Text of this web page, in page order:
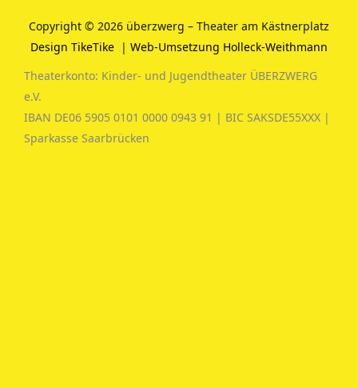
Copyright © 2026 überzwerg – Theater am Kästnerplatz
Design TikeTike | Web-Umsetzung Holleck-Weithmann
Theaterkonto: Kinder- und Jugendtheater ÜBERZWERG
e.V.
IBAN DE06 5905 0101 0000 0943 91 | BIC SAKSDE55XXX |
Sparkasse Saarbrücken